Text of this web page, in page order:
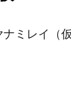
ミレイ（